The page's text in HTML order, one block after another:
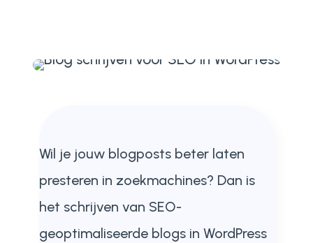
Wil je jouw blogposts beter laten
presteren in zoekmachines? Dan is
het schrijven van SEO-
geoptimaliseerde blogs in WordPress